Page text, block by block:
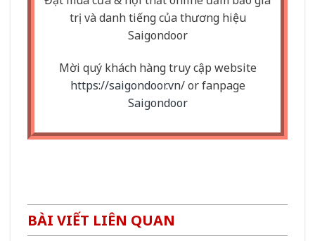
trị và danh tiếng của thương hiệu
Saigondoor
Mời quý khách hàng truy cập website
https://saigondoor.vn/ or fanpage
Saigondoor
BÀI VIẾT LIÊN QUAN